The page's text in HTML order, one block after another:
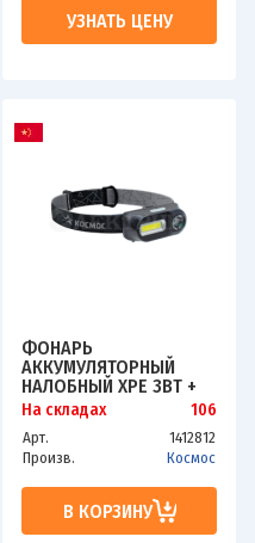
УЗНАТЬ ЦЕНУ
ФОНАРЬ
АККУМУЛЯТОРНЫЙ
НАЛОБНЫЙ XPE 3ВТ +
COB 3ВТ СМЕННЫЙ
АККУМ. 1.2А.Ч КОСМОС
KOCH3WDLITH
На складах 106
Арт.
1412812
Произв.
Космос
В КОРЗИНУ